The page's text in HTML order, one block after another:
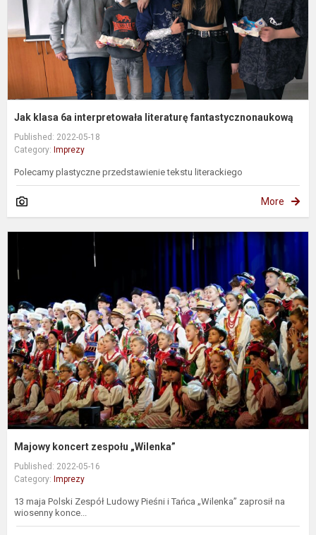
Jak klasa 6a interpretowała literaturę fantastycznonaukową
Published: 2022-05-18
Category: Imprezy
Polecamy plastyczne przedstawienie tekstu literackiego
More
Majowy koncert zespołu „Wilenka”
Published: 2022-05-16
Category: Imprezy
13 maja Polski Zespół Ludowy Pieśni i Tańca „Wilenka” zaprosił na
wiosenny konce...